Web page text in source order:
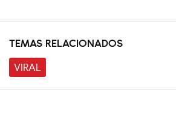
TEMAS RELACIONADOS
VIRAL